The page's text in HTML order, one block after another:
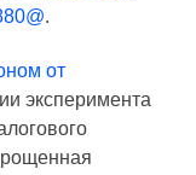
.
от
эксперимента